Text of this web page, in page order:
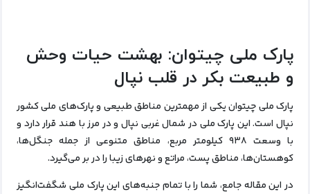
پارک ملی چیتوان: بهشت حیات وحش
و طبیعت بکر در قلب نپال
پارک ملی چیتوان یکی از مهمترین مناطق طبیعی و پارک‌های ملی کشور
نپال است. این پارک ملی در شمال غربی نپال و در مرز با هند قرار دارد و
با وسعت ۹۳۸ کیلومتر مربع، مناطق متنوعی از جمله جنگل‌ها،
کوهستان‌ها، مناطق پست، مراتع و نهرهای زیبا را در بر می‌گیرد.
در این مقاله جامع، شما را با تمام جنبه‌های این پارک ملی شگفت‌انگیز